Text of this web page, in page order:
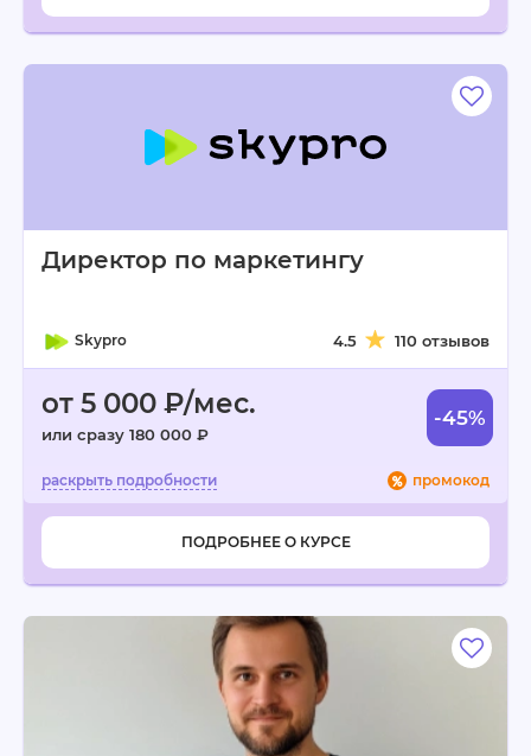
Директор по маркетингу
Skypro 4.5 110 отзывов
от 5 000 ₽/мес.
или сразу 180 000 ₽
-45%
промокод
ПОДРОБНЕЕ О КУРСЕ